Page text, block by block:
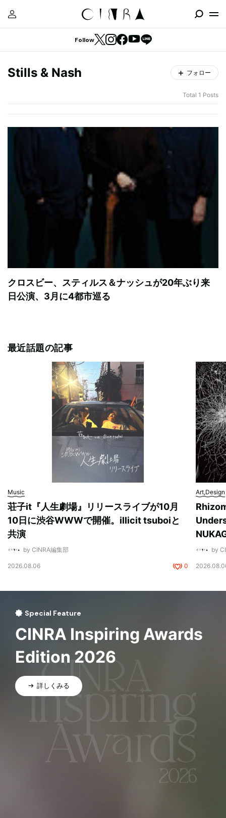
Follow
Stills & Nash フォロー
Total 1 Posts
クロスビー、スティルス＆ナッシュが20年ぶり来
日公演、3月に4都市巡る
最近話題の記事
Music
荘子it『人生劇場』リリースライブが10月
10日に渋谷WWWで開催。illicit tsuboiと
共演
by CINRA編集部
2026.08.06 0
Art,Design
by
Special Feature
CINRA Inspiring Awards
Edition 2026
詳しくみる